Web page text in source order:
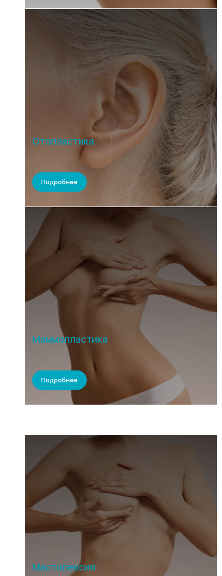
Отопластика
Подробнее
Маммопластика
Подробнее
Мастопексия